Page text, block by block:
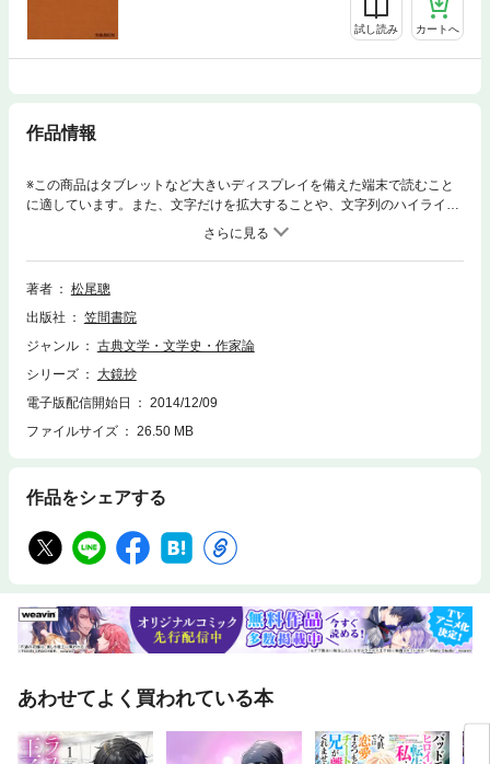
試し読み カートへ
作品情報
※この商品はタブレットなど大きいディスプレイを備えた端末で読むこと
に適しています。また、文字だけを拡大することや、文字列のハイライ
ト、検索、辞書の参照、引用などの機能が使用できません。大鏡のできる
だけ重要な部分・興味深い部分について全本文の六割余を抄出し、頭註を
施す。本文は松村博司博士の岩波文庫所収本(東松本)を使用。頭註は簡略
を旨としたが、本文の解釈に疑問がある箇所には詳しく、特に文法的に注
著者
松尾聰
出版社
笠間書院
ジャンル
古典文学・文学史・作家論
シリーズ
大鏡抄
電子版配信開始日
2014/12/09
ファイルサイズ
26.50 MB
作品をシェアする
あわせてよく買われている本